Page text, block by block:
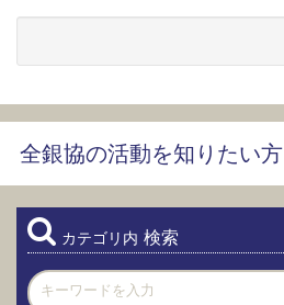
全銀協の活動を知りたい方
カテゴリ内 検索